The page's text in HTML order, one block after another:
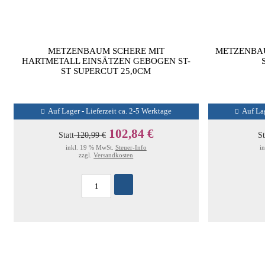
METZENBAUM SCHERE MIT
HARTMETALL EINSÄTZEN GEBOGEN ST-
ST SUPERCUT 25,0CM
Auf Lager - Lieferzeit ca. 2-5 Werktage
Statt120,99 € 102,84 €
inkl. 19 % MwSt. Steuer-Info
zzgl.Versandkosten
Auf